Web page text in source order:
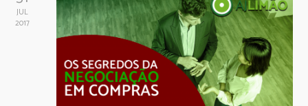
JUL
2017